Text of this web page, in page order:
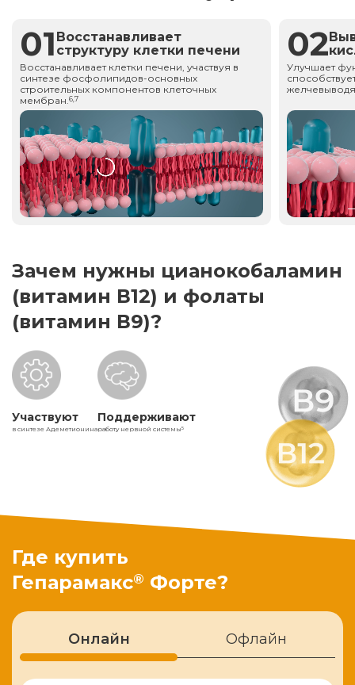
01 Восстанавливает
структуру клетки печени
Восстанавливает клетки печени, участвуя в
синтезе фосфолипидов-основных
строительных компонентов клеточных
мембран.6,7
02
Улучшает
Зачем нужны цианокобаламин
(витамин В12) и фолаты
(витамин В9)?
Участвуют
в синтезе Адеметионина
Поддерживают
работу нервной системы5
Где купить
Гепарамакс® Форте?
Онлайн Офлайн